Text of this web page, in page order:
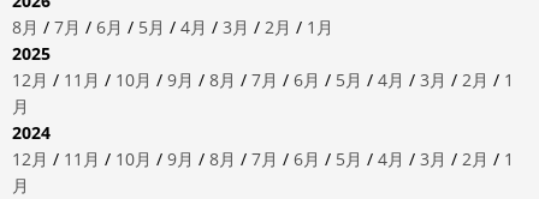
8月 / 7月 / 6月 / 5月 / 4月 / 3月 / 2月 / 1月
2025
12月 / 11月 / 10月 / 9月 / 8月 / 7月 / 6月 / 5月 / 4月 / 3月 / 2月 / 1
月
2024
12月 / 11月 / 10月 / 9月 / 8月 / 7月 / 6月 / 5月 / 4月 / 3月 / 2月 / 1
月